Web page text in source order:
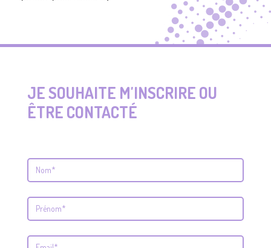
JE SOUHAITE M'INSCRIRE OU
ÊTRE CONTACTÉ